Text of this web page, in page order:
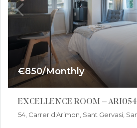
€850/Monthly
EXCELLENCE ROOM – ARI054